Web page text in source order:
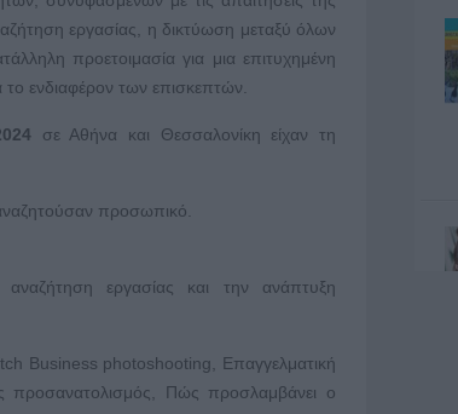
εργασίας, η δικτύωση μεταξύ όλων
προετοιμασία για μια επιτυχημένη
το ενδιαφέρον των επισκεπτών.
σε Αθήνα και Θεσσαλονίκη είχαν τη
προσωπικό.
εργασίας και την ανάπτυξη
Business photoshooting, Επαγγελματική
προσανατολισμός, Πώς προσλαμβάνει ο